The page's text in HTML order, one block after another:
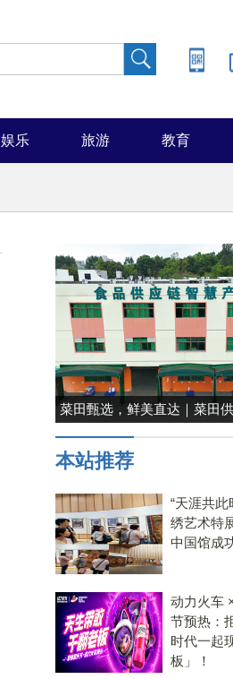
娱乐 旅游 教育
能率日式厨房美学：既要此刻
温馨，也要未来可期
本站推荐
“天涯共此
绣艺术特
中国馆成
动力火车
节预热：
时代一起
板」！